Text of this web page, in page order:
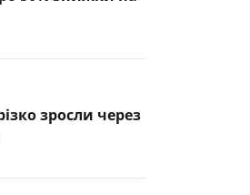
зросли через